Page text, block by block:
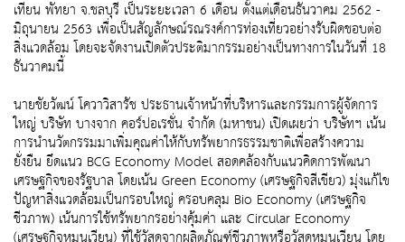
เทียน พัทยา จ.ชลบุรี เป็นระยะเวลา 6 เดือน ตั้งแต่เดือนธันวาคม 2562 -
มิถุนายน 2563 เพื่อเป็นสัญลักษณ์รณรงค์การท่องเที่ยวอย่างรับผิดชอบต่อ
สิ่งแวดล้อม โดยจะจัดงานเปิดตัวประติมากรรมอย่างเป็นทางการในวันที่ 18
ธันวาคมนี้
นายชัยวัฒน์ โควาวิสารัช ประธานเจ้าหน้าที่บริหารและกรรมการผู้จัดการ
ใหญ่ บริษัท บางจาก คอร์ปอเรชั่น จำกัด (มหาชน) เปิดเผยว่า บริษัทฯ เน้น
การนำนวัตกรรมมาเพิ่มคุณค่าให้กับทรัพยากรธรรมชาติเพื่อสร้างความ
ยั่งยืน ยึดแนว BCG Economy Model สอดคล้องกับแนวคิดการพัฒนา
เศรษฐกิจของรัฐบาล โดยเน้น Green Economy (เศรษฐกิจสีเขียว) มุ่งแก้ไข
ปัญหาสิ่งแวดล้อมเป็นกรอบใหญ่ ครอบคลุม Bio Economy (เศรษฐกิจ
ชีวภาพ) เน้นการใช้ทรัพยากรอย่างคุ้มค่า และ Circular Economy